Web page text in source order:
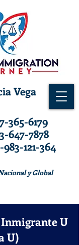
Vega
365-6179
647-7878
121-364
y Global
U
U)